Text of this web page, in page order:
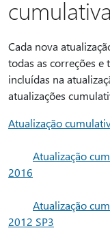
Cada nova
todas as correções e
incluídas na
atualizações
Atualização
Atualização
2016
Atualização
2012 SP3